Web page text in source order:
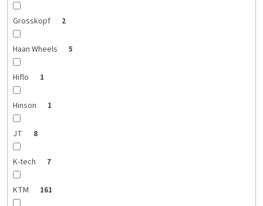
Grosskopf 2
Haan Wheels 5
Hiflo 1
Hinson 1
JT 8
K-tech 7
KTM 161